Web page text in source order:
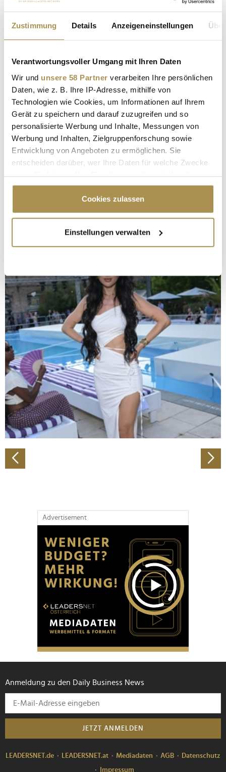
Zustimmung Details Anzeigeneinstellungen
Verantwortungsvoller Umgang mit Ihren Daten
Wir und unsere 58 Partner verarbeiten Ihre persönlichen
Daten, wie z. B. Ihre IP-Adresse, mithilfe von
Technologien wie Cookies, um Informationen auf Ihrem
Gerät zu speichern und darauf zuzugreifen und so
personalisierte Werbung und Inhalte, Messungen von
Werbung und Inhalten, Zielgruppenforschung sowie
Entwicklung von Angeboten zu ermöglichen. Sie
entscheiden darüber, wer Ihre Daten für welche Zwecke
Cookie-Erklärung oder durch Klicken auf das Privacy
Trigger Symbol ändern oder widerrufen
Informationen über Ihre geografische Lage
erfassen, welche bis auf einige Meter genau sein
bestimmten Merkmalen (Fingerprinting) identifizieren
Erfahren Sie mehr darüber, wie Ihre persönlichen Daten
verarbeitet werden, und legen Sie Ihre Präferenzen im
Abschnitt Einzelheiten
Wir verwenden Cookies, um Inhalte und Anzeigen zu
personalisieren, Funktionen für soziale Medien anbieten
zu können und die Zugriffe auf unsere Website zu
analysieren. Außerdem geben wir Informationen zu Ihrer
Verwendung unserer Website an unsere Partner für
soziale Medien, Werbung und Analysen weiter. Unsere
Partner führen diese Informationen möglicherweise mit
weiteren Daten zusammen, die Sie ihnen bereitgestellt
gesammelt haben.
Cookies zulassen
Einstellungen verwalten
Advertisement
Anmeldung zu den Daily Business News
JETZT ANMELDEN
LEADERSNET.de LEADERSNET.at Mediadaten AGB
Datenschutz
Impressum